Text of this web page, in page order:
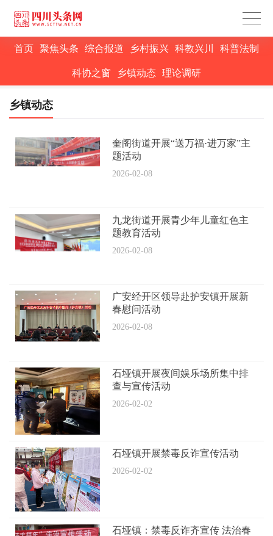
首页 聚焦头条 综合报道 乡村振兴 科教兴川 科普法制
科协之窗 乡镇动态 理论调研
乡镇动态
奎阁街道开展“送万福·进万家”主
题活动
2026-02-08
九龙街道开展青少年儿童红色主
题教育活动
2026-02-08
广安经开区领导赴护安镇开展新
春慰问活动
2026-02-08
石垭镇开展夜间娱乐场所集中排
查与宣传活动
2026-02-02
石垭镇开展禁毒反诈宣传活动
2026-02-02
石垭镇：禁毒反诈齐宣传 法治春